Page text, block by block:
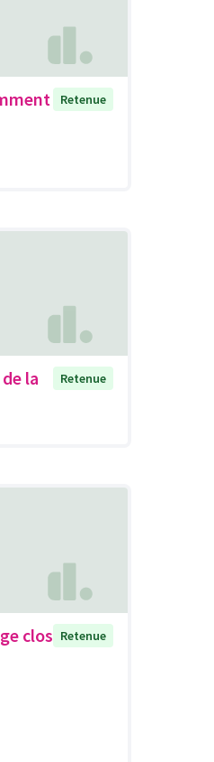
Retenue
la
Retenue
clos Retenue